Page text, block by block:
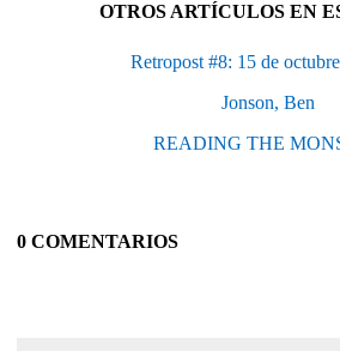
OTROS ARTÍCULOS EN
Retropost #8: 15 de
Jonson, Ben
READING THE
0 COMENTARIOS